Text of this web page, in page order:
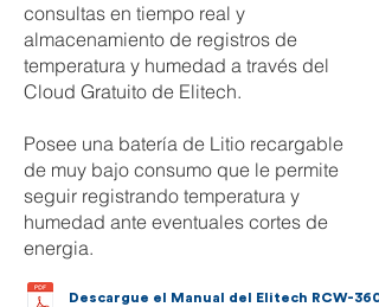
consultas en tiempo real y
almacenamiento de registros de
temperatura y humedad a través del
Cloud Gratuito de Elitech.
Posee una batería de Litio recargable
de muy bajo consumo que le permite
seguir registrando temperatura y
humedad ante eventuales cortes de
energia.
Descargue el Manual del Elitech RCW-360